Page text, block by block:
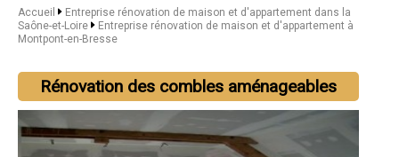
Accueil
Entreprise rénovation de maison et d'appartement dans la
Saône-et-Loire
Entreprise rénovation de maison et d'appartement à
Montpont-en-Bresse
Rénovation des combles aménageables